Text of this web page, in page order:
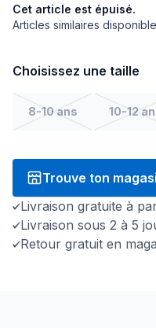
Cet article est épuisé.
Articles similaires
Choisissez une taille
8-10 ans 10-12
Trouve ton
Livraison gratuite à
Livraison sous 2 à 5
Retour gratuit en